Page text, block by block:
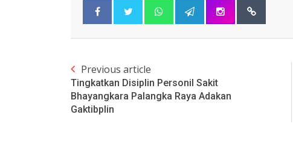
Previous article
Tingkatkan Disiplin Personil Sakit
Bhayangkara Palangka Raya Adakan
Gaktibplin